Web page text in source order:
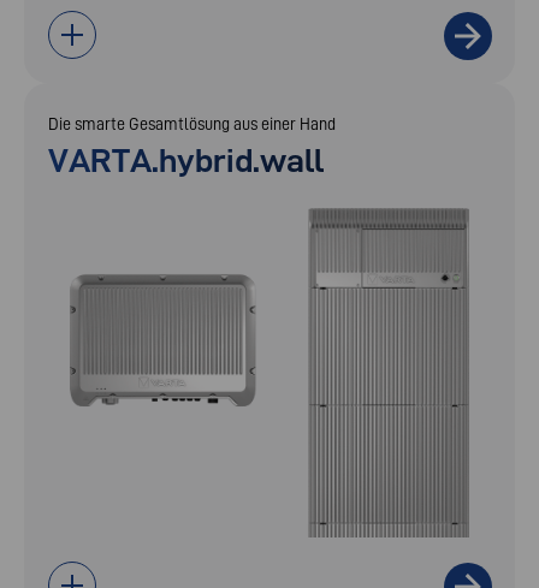
Die smarte Gesamtlösung aus einer Hand
VARTA.hybrid.wall